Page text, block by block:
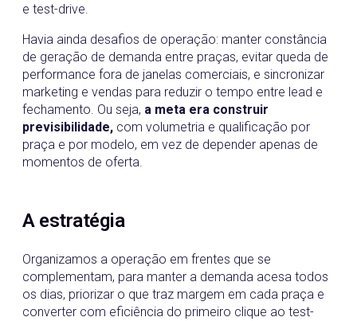
e test-drive.
Havia ainda desafios de operação: manter constância
de geração de demanda entre praças, evitar queda de
performance fora de janelas comerciais, e sincronizar
marketing e vendas para reduzir o tempo entre lead e
fechamento. Ou seja, a meta era construir
previsibilidade, com volumetria e qualificação por
praça e por modelo, em vez de depender apenas de
momentos de oferta.
A estratégia
Organizamos a operação em frentes que se
complementam, para manter a demanda acesa todos
os dias, priorizar o que traz margem em cada praça e
converter com eficiência do primeiro clique ao test-